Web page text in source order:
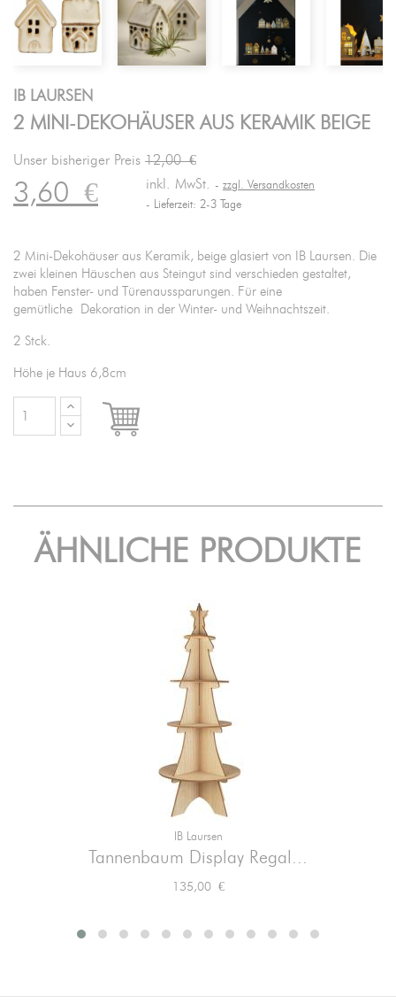
IB LAURSEN
2 MINI-DEKOHÄUSER AUS KERAMIK BEIGE
Unser bisheriger Preis 12,00 €
3,60€ inkl. MwSt.
zzgl. Versandkosten
Lieferzeit: 2-3 Tage
2 Mini-Dekohäuser aus Keramik, beige glasiert von IB Laursen. Die
zwei kleinen Häuschen aus Steingut sind verschieden gestaltet,
haben Fenster- und Türenaussparungen. Für eine
gemütliche Dekoration in der Winter- und Weihnachtszeit.
2 Stck.
Höhe je Haus 6,8cm

ÄHNLICHE PRODUKTE
IB Laursen
Tannenbaum Display Regal...
Preis
135,00 €